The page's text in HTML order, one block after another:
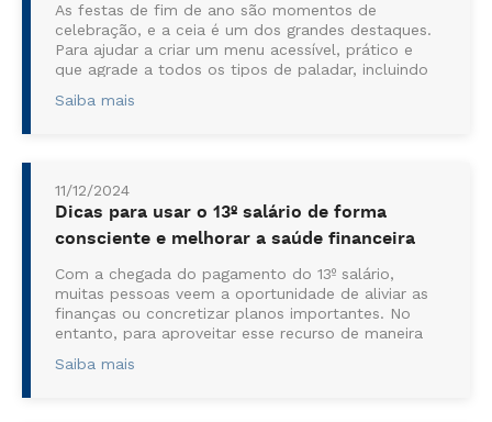
As festas de fim de ano são momentos de
celebração, e a ceia é um dos grandes destaques.
Para ajudar a criar um menu acessível, prático e
que agrade a todos os tipos de paladar, incluindo
glúten. Pensando nisso, Vitor Skif Brito, ...
Saiba mais
11/12/2024
Dicas para usar o 13º salário de forma
consciente e melhorar a saúde financeira
Com a chegada do pagamento do 13º salário,
muitas pessoas veem a oportunidade de aliviar as
finanças ou concretizar planos importantes. No
entanto, para aproveitar esse recurso de maneira
orçamento. De acordo com Teresinha de Ca...
Saiba mais